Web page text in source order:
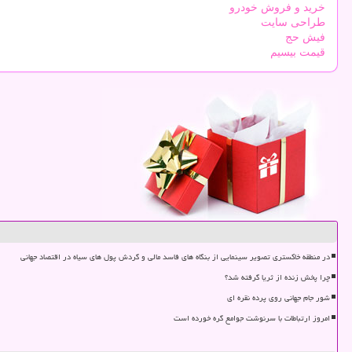
خرید و فروش خودرو
طراحی سایت
فیش حج
قیمت بیسیم
در منطقه خاکستری تصویر سینمایی از بنگاه های فاسد مالی و گردش پول های سیاه در اقتصاد جهانی
چرا پخش زنده از ثریا گرفته شد؟
شور جام جهانی روی پرده نقره ای
امروز ارتباطات با سرنوشت جوامع گره خورده است